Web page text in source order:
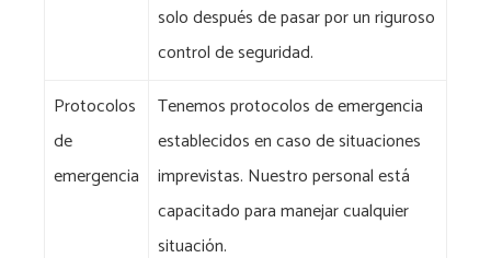
solo después de pasar por un riguroso
control de seguridad.
Protocolos
de
emergencia
Tenemos protocolos de emergencia
establecidos en caso de situaciones
imprevistas. Nuestro personal está
capacitado para manejar cualquier
situación.